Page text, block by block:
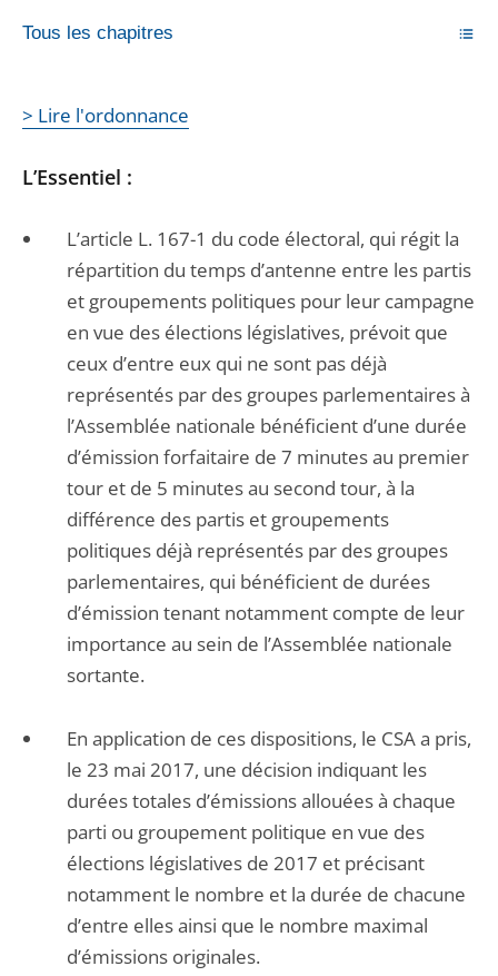
Tous les chapitres
> Lire l'ordonnance
L’Essentiel :
L’article L. 167-1 du code électoral, qui régit la
répartition du temps d’antenne entre les partis
et groupements politiques pour leur campagne
en vue des élections législatives, prévoit que
ceux d’entre eux qui ne sont pas déjà
représentés par des groupes parlementaires à
l’Assemblée nationale bénéficient d’une durée
d’émission forfaitaire de 7 minutes au premier
tour et de 5 minutes au second tour, à la
différence des partis et groupements
politiques déjà représentés par des groupes
parlementaires, qui bénéficient de durées
d’émission tenant notamment compte de leur
importance au sein de l’Assemblée nationale
sortante.
En application de ces dispositions, le CSA a pris,
le 23 mai 2017, une décision indiquant les
durées totales d’émissions allouées à chaque
parti ou groupement politique en vue des
élections législatives de 2017 et précisant
notamment le nombre et la durée de chacune
d’entre elles ainsi que le nombre maximal
d’émissions originales.